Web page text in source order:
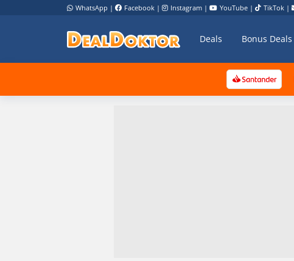
WhatsApp | Facebook | Instagram | YouTube | TikTok |
Deals Bonus Deals